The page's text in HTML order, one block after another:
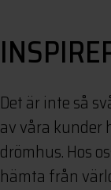
Det är inte så
av våra kunder
drömhus. Hos
hämta från